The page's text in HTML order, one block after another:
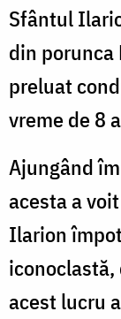
Sfântul
din
preluat
vreme de 8
Ajungând
acesta a
Ilarion
acest lucru